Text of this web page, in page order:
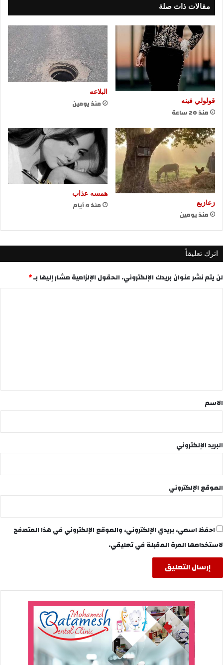
مقالات ذات صلة
قولولي فينه
منذ 20 ساعة
البلاعه
منذ يومين
زعازيع
منذ يومين
همسه عذاب
منذ 4 أيام
اترك تعليقاً
لن يتم نشر عنوان بريدك الإلكتروني. الحقول الإلزامية مشار إليها بـ*
*
الاسم
البريد الإلكتروني
الموقع الإلكتروني
احفظ اسمي، بريدي الإلكتروني، والموقع الإلكتروني في هذا المتصفح
لاستخدامها المرة المقبلة في تعليقي.